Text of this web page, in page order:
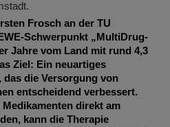
Frosch an der TU
Schwerpunkt „MultiDrug-
Jahre vom Land mit rund 4,3
Ziel: Ein neuartiges
die Versorgung von
entscheidend verbessert.
direkt am
kann die Therapie